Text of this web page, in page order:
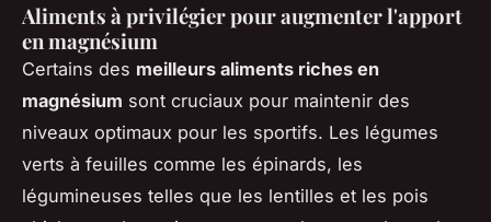
Aliments à privilégier pour augmenter l'apport
en magnésium
Certains des meilleurs aliments riches en
magnésium sont cruciaux pour maintenir des
niveaux optimaux pour les sportifs. Les légumes
verts à feuilles comme les épinards, les
légumineuses telles que les lentilles et les pois